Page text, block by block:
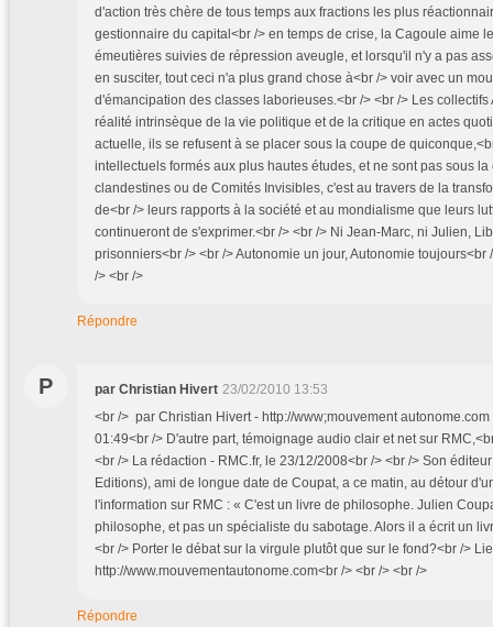
d'action très chère de tous temps aux fractions les plus
gestionnaire du capital<br /> en temps de crise, la Cagoule aime
émeutières suivies de répression aveugle, et lorsqu'il n'y a pas
en susciter, tout ceci n'a plus grand chose à<br /> voir avec un
d'émancipation des classes laborieuses.<br /> <br /> Les collectifs
réalité intrinsèque de la vie politique et de la critique en actes
actuelle, ils se refusent à se placer sous la coupe de
intellectuels formés aux plus hautes études, et ne sont pas sous
clandestines ou de Comités Invisibles, c'est au travers de la
de<br /> leurs rapports à la société et au mondialisme que leurs
continueront de s'exprimer.<br /> <br /> Ni Jean-Marc, ni Julien,
prisonniers<br /> <br /> Autonomie un jour, Autonomie toujours<br
/> <br />
Répondre
P par Christian Hivert 23/02/2010 13:53
<br /> par Christian Hivert - http://www;mouvement
01:49<br /> D'autre part, témoignage audio clair et net sur
<br /> La rédaction - RMC.fr, le 23/12/2008<br /> <br /> Son
Editions), ami de longue date de Coupat, a ce matin, au détour
l'information sur RMC : « C'est un livre de philosophe. Julien
philosophe, et pas un spécialiste du sabotage. Alors il a écrit un
<br /> Porter le débat sur la virgule plutôt que sur le fond?<br />
http://www.mouvementautonome.com<br /> <br /> <br />
Répondre